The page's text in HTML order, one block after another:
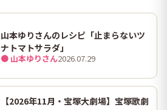
山本ゆりさんのレシピ「止まらないツ
ナトマトサラダ」
● 山本ゆりさん2026.07.29
【2026年11月・宝塚大劇場】宝塚歌劇